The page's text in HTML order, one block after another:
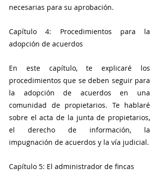
necesarias para su aprobación.
Capítulo 4: Procedimientos para la
adopción de acuerdos
En este capítulo, te explicaré los
procedimientos que se deben seguir para
la adopción de acuerdos en una
comunidad de propietarios. Te hablaré
sobre el acta de la junta de propietarios,
el derecho de información, la
impugnación de acuerdos y la vía judicial.
Capítulo 5: El administrador de fincas